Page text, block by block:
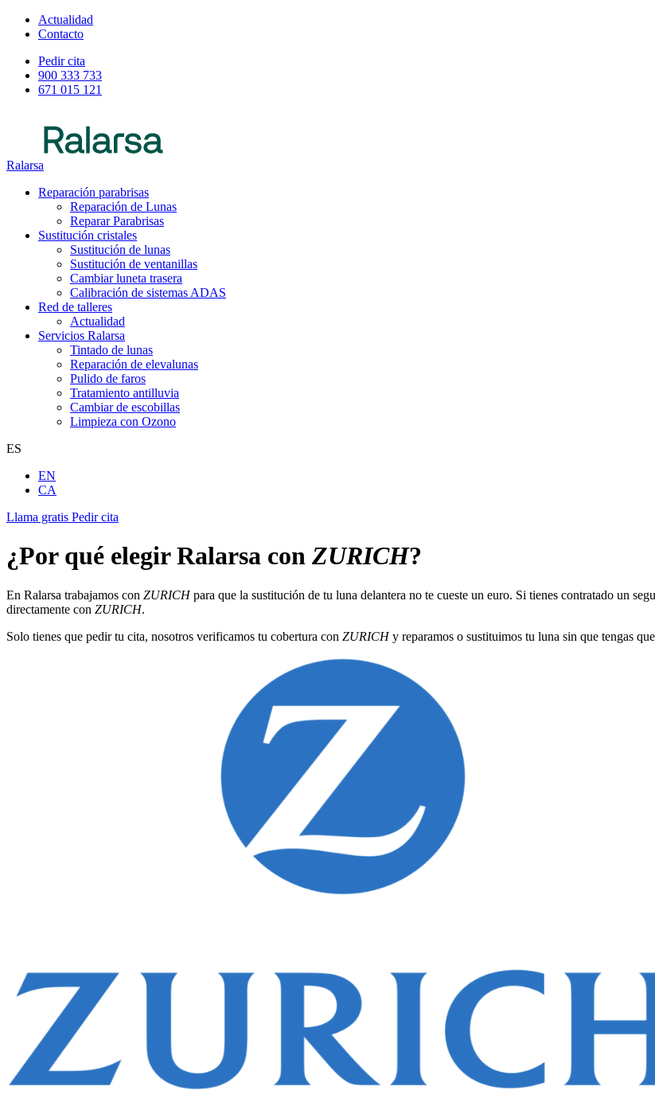
Actualidad
Contacto
Pedir cita
900 333 733
671 015 121
Ralarsa
Reparación parabrisas
Reparación de Lunas
Reparar Parabrisas
Sustitución cristales
Sustitución de lunas
Sustitución de ventanillas
Cambiar luneta trasera
Calibración de sistemas ADAS
Red de talleres
Actualidad
Servicios Ralarsa
Tintado de lunas
Reparación de elevalunas
Pulido de faros
Tratamiento antilluvia
Cambiar de escobillas
Limpieza con Ozono
ES
EN
CA
Llama gratis Pedir cita
¿Por qué elegir Ralarsa con ZURICH?
En Ralarsa trabajamos con ZURICHpara que la sustitución de tu luna delantera no te cueste un euro. Si tienes contratado un
directamente con ZURICH.
Solo tienes que pedir tu cita, nosotros verificamos tu cobertura con ZURICHy reparamos o sustituimos tu luna sin que tengas